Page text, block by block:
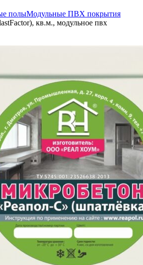
полыМодульные ПВХ покрытия
кв.м., модульное пвх